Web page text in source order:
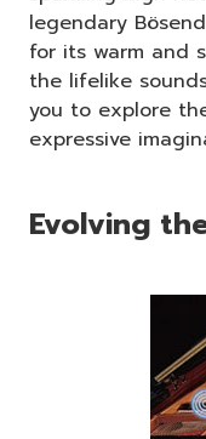
legendary
for its warm and
the lifelike
you to explore
expressive
Evolving